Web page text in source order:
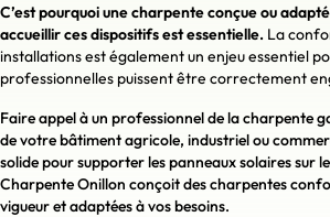
C’est pourquoi une charpente conçue ou
accueillir ces dispositifs est essentielle. La
installations est également un enjeu essentiel
professionnelles puissent être correctement
Faire appel à un professionnel de la charpente
de votre bâtiment agricole, industriel ou
solide pour supporter les panneaux solaires sur
Charpente Onillon conçoit des charpentes
vigueur et adaptées à vos besoins.